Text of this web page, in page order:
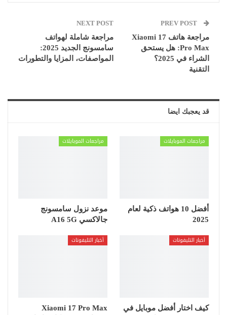
مراجعة هاتف Xiaomi 17
Pro Max: هل يستحق
الشراء في 2025؟
NEXT POST
مراجعة شاملة لهواتف
سامسونج الجديد 2025:
المواصفات، المزايا والتطورات
التقنية
قد يعجبك ايضا
مراجعات الموبايلات
أفضل 10 هواتف ذكية لعام
2025
مراجعات الموبايلات
موعد نزول سامسونج
جالاكسي A16 5G
أخبار التليفونات
كيف اختار أفضل موبايل في
أخبار التليفونات
Xiaomi 17 Pro Max